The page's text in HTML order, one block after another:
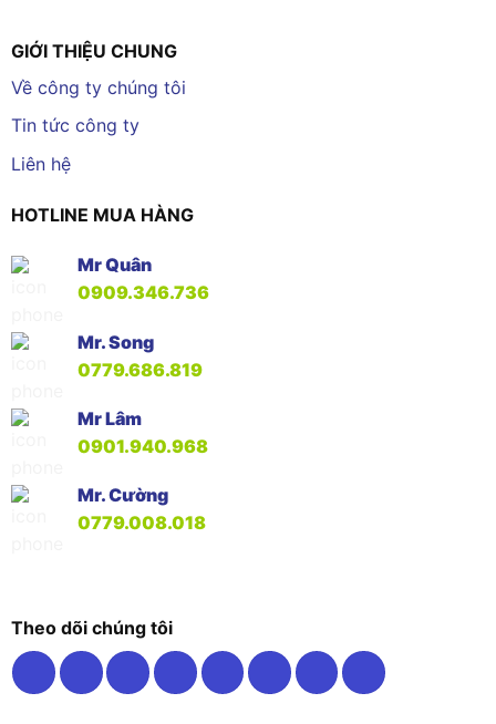
GIỚI THIỆU CHUNG
Về công ty chúng tôi
Tin tức công ty
Liên hệ
HOTLINE MUA HÀNG
Mr Quân
0909.346.736
Mr. Song
0779.686.819
Mr Lâm
0901.940.968
Mr. Cường
0779.008.018
Theo dõi chúng tôi